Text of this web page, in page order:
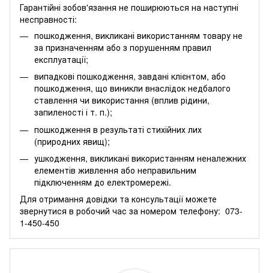
Гарантійні зобов'язання не поширюються на наступні
несправності:
пошкодження, викликані використанням товару не
за призначенням або з порушенням правил
експлуатації;
випадкові пошкодження, завдані клієнтом, або
пошкодження, що виникли внаслідок недбалого
ставлення чи використання (вплив рідини,
запиленості і т. п.);
пошкодження в результаті стихійних лих
(природних явищ);
ушкодження, викликані використанням неналежних
елементів живлення або неправильним
підключенням до електромережі.
Для отримання довідки та консультації можете
звернутися в робочий час за номером телефону: 073-
1-450-450